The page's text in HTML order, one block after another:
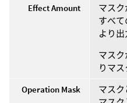
Effect Amount
マスク
すべて
より出
マス
りマス
Operation Mask
マス